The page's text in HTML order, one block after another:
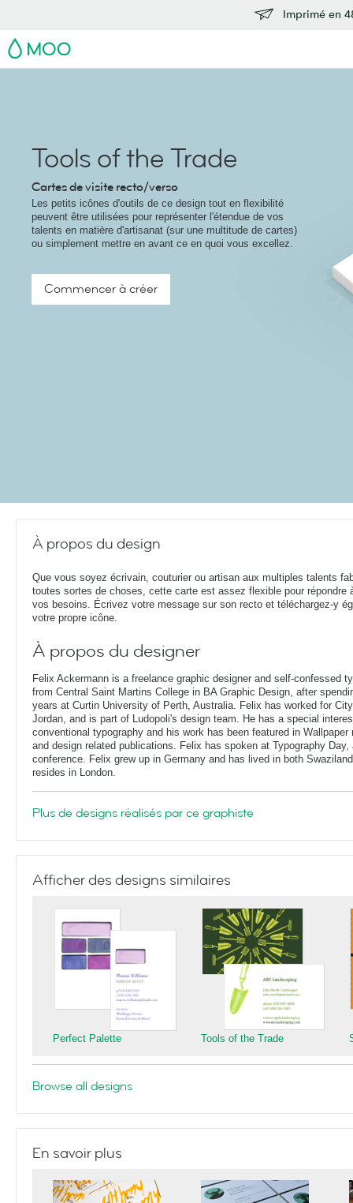
Imprimé en
MOO
Tools of the Trade
Cartes de visite recto/verso
Les petits icônes d'outils de ce design tout en flexibilité
peuvent être utilisées pour représenter l'étendue de vos
talents en matière d'artisanat (sur une multitude de cartes)
ou simplement mettre en avant ce en quoi vous excellez.
Commencer à créer
À propos du design
Que vous soyez écrivain, couturier ou artisan aux multiples talents
toutes sortes de choses, cette carte est assez flexible pour répondre
vos besoins. Écrivez votre message sur son recto et téléchargez-y
votre propre icône.
À propos du designer
Felix Ackermann is a freelance graphic designer and self-confessed
from Central Saint Martins College in BA Graphic Design, after
years at Curtin University of Perth, Australia. Felix has worked for
Jordan, and is part of Ludopoli's design team. He has a special
conventional typography and his work has been featured in
and design related publications. Felix has spoken at Typography
conference. Felix grew up in Germany and has lived in both
resides in London.
Plus de designs réalisés par ce graphiste
Afficher des designs similaires
Perfect Palette Tools of the Trade
Browse all designs
En savoir plus